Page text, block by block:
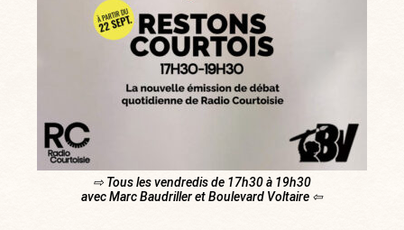
⇨ Tous les vendredis de 17h30 à 19h30
avec Marc Baudriller et Boulevard Voltaire ⇦